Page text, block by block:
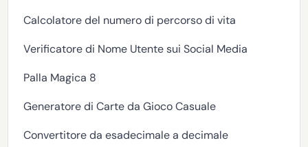
Calcolatore del numero di percorso di vita
Verificatore di Nome Utente sui Social Media
Palla Magica 8
Generatore di Carte da Gioco Casuale
Convertitore da esadecimale a decimale